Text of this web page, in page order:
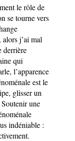
le rôle de
se tourne vers
j’ai mal
derrière
qui
l’apparence
est le
glisser un
Soutenir une
indéniable :